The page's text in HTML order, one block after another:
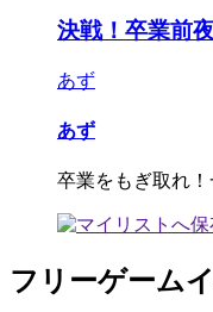
決戦！卒業前
あず
あず
卒業をもぎ取れ！
フリーゲーム